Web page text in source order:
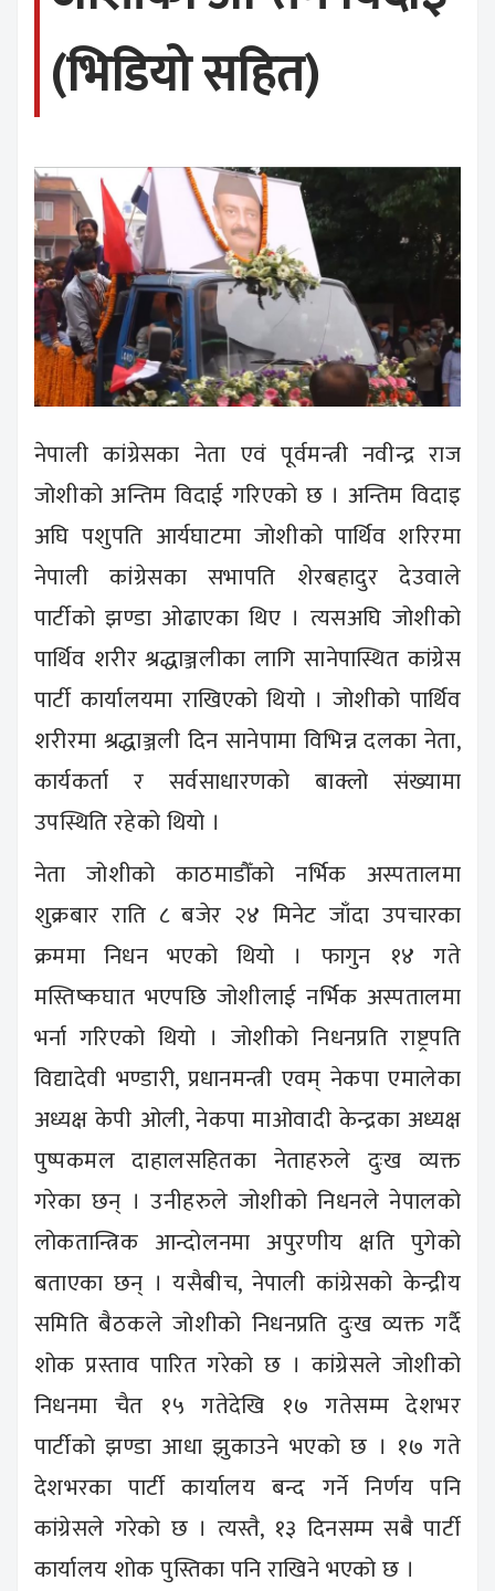
(भिडियो सहित)
नेपाली कांग्रेसका नेता एवं पूर्वमन्त्री नवीन्द्र राज
जोशीको अन्तिम विदाई गरिएको छ । अन्तिम विदाइ
अघि पशुपति आर्यघाटमा जोशीको पार्थिव शरिरमा
नेपाली कांग्रेसका सभापति शेरबहादुर देउवाले
पार्टीको झण्डा ओढाएका थिए । त्यसअघि जोशीको
पार्थिव शरीर श्रद्धाञ्जलीका लागि सानेपास्थित कांग्रेस
पार्टी कार्यालयमा राखिएको थियो । जोशीको पार्थिव
शरीरमा श्रद्धाञ्जली दिन सानेपामा विभिन्न दलका नेता,
कार्यकर्ता र सर्वसाधारणको बाक्लो संख्यामा
उपस्थिति रहेको थियो ।
नेता जोशीको काठमाडौँको नर्भिक अस्पतालमा
शुक्रबार राति ८ बजेर २४ मिनेट जाँदा उपचारका
क्रममा निधन भएको थियो । फागुन १४ गते
मस्तिष्कघात भएपछि जोशीलाई नर्भिक अस्पतालमा
भर्ना गरिएको थियो । जोशीको निधनप्रति राष्ट्रपति
विद्यादेवी भण्डारी, प्रधानमन्त्री एवम् नेकपा एमालेका
अध्यक्ष केपी ओली, नेकपा माओवादी केन्द्रका अध्यक्ष
पुष्पकमल दाहालसहितका नेताहरुले दुःख व्यक्त
गरेका छन् । उनीहरुले जोशीको निधनले नेपालको
लोकतान्त्रिक आन्दोलनमा अपुरणीय क्षति पुगेको
बताएका छन् । यसैबीच, नेपाली कांग्रेसको केन्द्रीय
समिति बैठकले जोशीको निधनप्रति दुःख व्यक्त गर्दै
शोक प्रस्ताव पारित गरेको छ । कांग्रेसले जोशीको
निधनमा चैत १५ गतेदेखि १७ गतेसम्म देशभर
पार्टीको झण्डा आधा झुकाउने भएको छ । १७ गते
देशभरका पार्टी कार्यालय बन्द गर्ने निर्णय पनि
कांग्रेसले गरेको छ । त्यस्तै, १३ दिनसम्म सबै पार्टी
कार्यालय शोक पुस्तिका पनि राखिने भएको छ ।